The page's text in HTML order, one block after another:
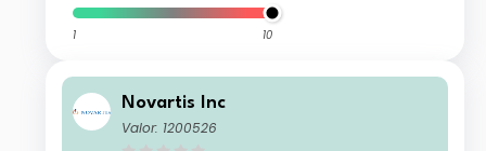
1 10
Novartis Inc
Valor: 1200526